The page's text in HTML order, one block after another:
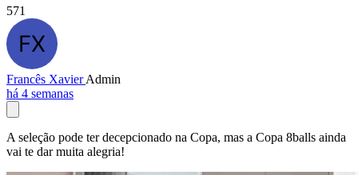
571
Francês XavierAdmin
há 4 semanas
A seleção pode ter decepcionado na Copa, mas a Copa 8balls ainda
vai te dar muita alegria!